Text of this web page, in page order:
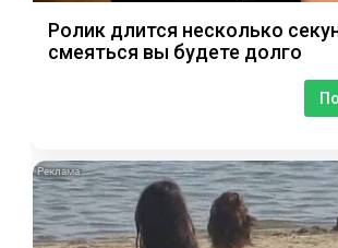
Ролик длится несколько
смеяться вы будете долго